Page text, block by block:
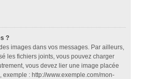
?
images dans vos messages. Par ailleurs,
les fichiers joints, vous pouvez charger
vous devez lier une image placée
: http://www.exemple.com/mon-